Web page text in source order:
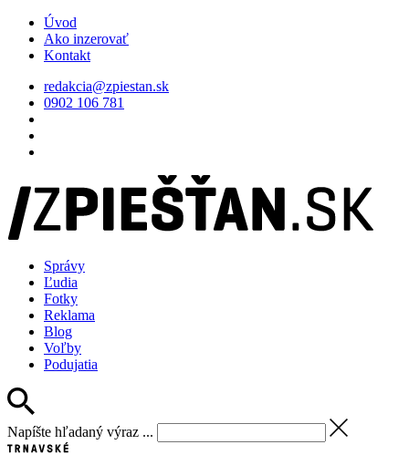
Úvod
Ako inzerovať
Kontakt
redakcia@zpiestan.sk
0902 106 781
Správy
Ľudia
Fotky
Reklama
Blog
Voľby
Podujatia
Napíšte hľadaný výraz ...